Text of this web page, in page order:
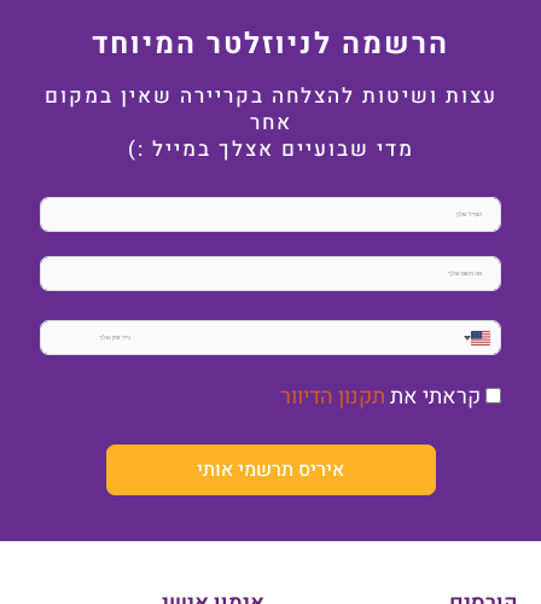
הרשמה לניוזלטר המיוחד
עצות ושיטות להצלחה בקריירה שאין במקום
אחר
מדי שבועיים אצלך במייל :)
United
States
+1
קראתי אתתקנון הדיוור
איריס תרשמי אותי